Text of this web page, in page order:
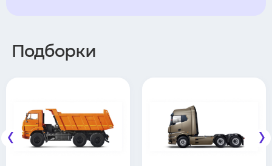
Подборки